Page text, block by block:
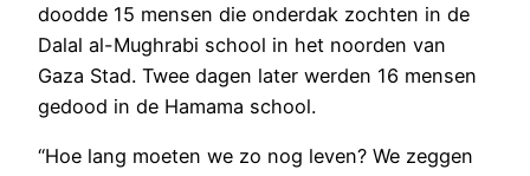
doodde 15 mensen die onderdak zochten in de
Dalal al-Mughrabi school in het noorden van
Gaza Stad. Twee dagen later werden 16 mensen
gedood in de Hamama school.
“Hoe lang moeten we zo nog leven? We zeggen